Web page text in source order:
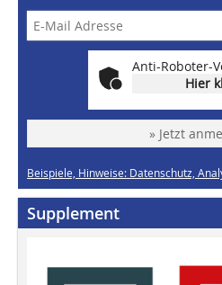
Anti-Roboter-
Hier
» Jetzt
Beispiele, Hinweise: Datenschutz,
Supplement